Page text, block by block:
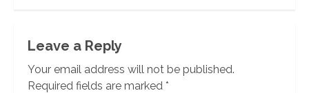
Leave a Reply
Your email address will not be published.
Required fields are marked *